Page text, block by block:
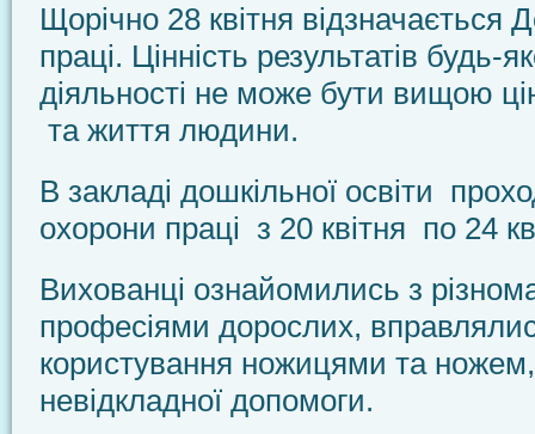
Щорічно 28 квітня відзначається
праці. Цінність результатів будь-
діяльності не може бути вищою
та життя людини.
В закладі дошкільної освіти
охорони праці з 20 квітня по 24
Вихованці ознайомились з
професіями дорослих,
користування ножицями та
невідкладної допомоги.